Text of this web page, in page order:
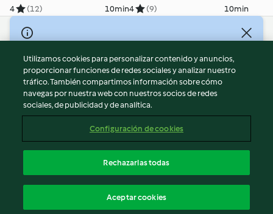
4 (12) 10min4 (9) 10min
© Copyright 2026
Términos de uso
Política de privacidad
Aviso legal
Información legal
Reportar contenido
Declaración de accesibilidad
Utilizamos cookies para personalizar contenido y anuncios,
proporcionar funciones de redes sociales y analizar nuestro
tráfico. También compartimos información sobre cómo
navegas por nuestra web con nuestros socios de redes
sociales, de publicidad y de analítica.
Configuración de cookies
Rechazarlas todas
Aceptar cookies